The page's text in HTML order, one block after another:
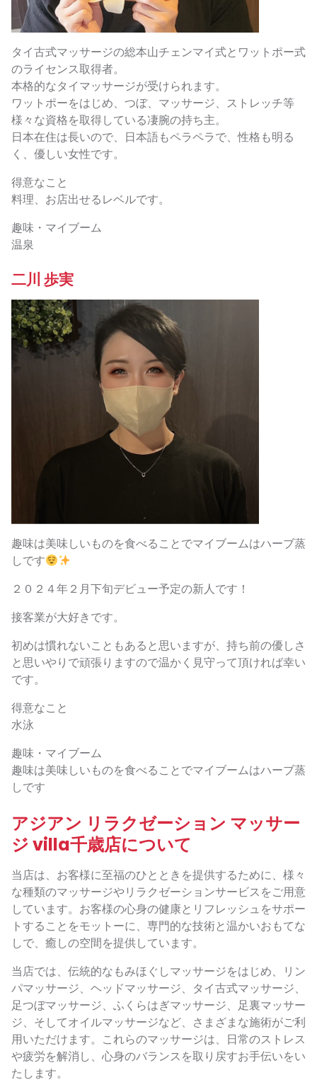
タイ古式マッサージの総本山チェンマイ式とワットポー式
のライセンス取得者。
本格的なタイマッサージが受けられます。
ワットポーをはじめ、つぼ、マッサージ、ストレッチ等
様々な資格を取得している凄腕の持ち主。
日本在住は長いので、日本語もペラペラで、性格も明る
く、優しい女性です。
得意なこと
料理、お店出せるレベルです。
趣味・マイブーム
温泉
二川 歩実
趣味は美味しいものを食べることでマイブームはハーブ蒸
しです
２０２４年２月下旬デビュー予定の新人です！
接客業が大好きです。
初めは慣れないこともあると思いますが、持ち前の優しさ
と思いやりで頑張りますので温かく見守って頂ければ幸い
です。
得意なこと
水泳
趣味・マイブーム
趣味は美味しいものを食べることでマイブームはハーブ蒸
しです
アジアン リラクゼーション マッサー
ジ villa千歳店について
当店は、お客様に至福のひとときを提供するために、様々
な種類のマッサージやリラクゼーションサービスをご用意
しています。お客様の心身の健康とリフレッシュをサポー
トすることをモットーに、専門的な技術と温かいおもてな
しで、癒しの空間を提供しています。
当店では、伝統的なもみほぐしマッサージをはじめ、リン
パマッサージ、ヘッドマッサージ、タイ古式マッサージ、
足つぼマッサージ、ふくらはぎマッサージ、足裏マッサー
ジ、そしてオイルマッサージなど、さまざまな施術がご利
用いただけます。これらのマッサージは、日常のストレス
や疲労を解消し、心身のバランスを取り戻すお手伝いをい
たします。